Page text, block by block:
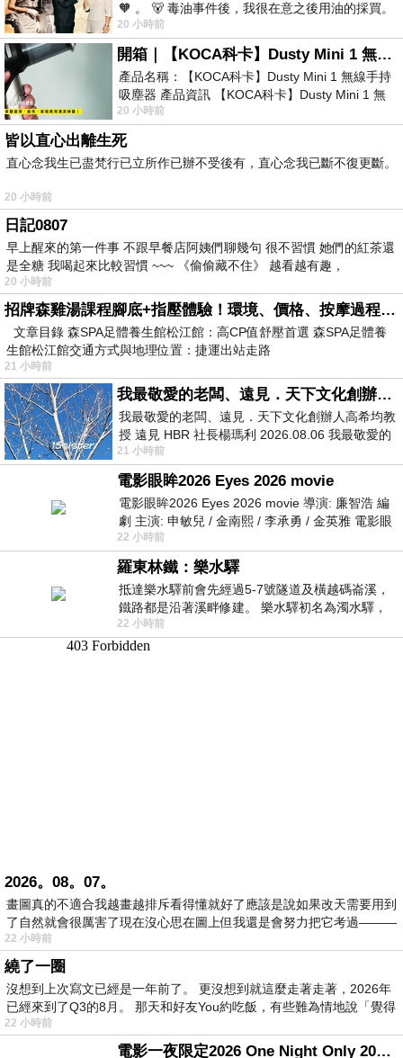
🧡 。 🐻 毒油事件後，我很在意之後用油的採買。
前天購買了我之前就很愛
20 小時前
開箱｜【KOCA科卡】Dusty Mini 1 無線手持吸塵器
產品名稱：【KOCA科卡】Dusty Mini 1 無線手持
吸塵器 產品資訊 【KOCA科卡】Dusty Mini 1 無
線手持吸塵器評語： 能吸、能吹兼具兩
20 小時前
皆以直心出離生死
直心念我生已盡梵行已立所作已辦不受後有，直心念我已斷不復更斷。
20 小時前
日記0807
早上醒來的第一件事 不跟早餐店阿姨們聊幾句 很不習慣 她們的紅茶還
是全糖 我喝起來比較習慣 ~~~ 《偷偷藏不住》 越看越有趣，
20 小時前
招牌森雞湯課程腳底+指壓體驗！環境、價格、按摩過程全紀錄，森SPA足體養生館松江館最新價格表
文章目錄 森SPA足體養生館松江館：高CP值舒壓首選 森SPA足體養
生館松江館交通方式與地理位置：捷運出站走路
21 小時前
我最敬愛的老闆、遠見．天下文化創辦人高希均教授
我最敬愛的老闆、遠見．天下文化創辦人高希均教
授 遠見 HBR 社長楊瑪利 2026.08.06 我最敬愛的
老闆、遠見．天下文化創辦人高希均教
21 小時前
電影眼眸2026 Eyes 2026 movie
電影眼眸2026 Eyes 2026 movie 導演: 廉智浩 編
劇 主演: 申敏兒 / 金南熙 / 李承勇 / 金英雅 電影眼
眸2026描述攝影師徐珍因遺
22 小時前
羅東林鐵：樂水驛
抵達樂水驛前會先經過5-7號隧道及橫越碼崙溪，
鐵路都是沿著溪畔修建。 樂水驛初名為濁水驛，
但因與臺鐵集集線車站同名，於1953
22 小時前
2026。08。07。
畫圖真的不適合我越畫越排斥看得懂就好了應該是說如果改天需要用到
了自然就會很厲害了現在沒心思在圖上但我還是會努力把它考過———
22 小時前
繞了一圈
沒想到上次寫文已經是一年前了。 更沒想到就這麼走著走著，2026年
已經來到了Q3的8月。 那天和好友You約吃飯，有些難為情地說「覺得
22 小時前
電影一夜限定2026 One Night Only 2026 movie